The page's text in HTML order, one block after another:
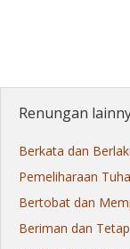
Renungan
Berkata dan
Pemeliharaan
Bertobat dan
Beriman dan